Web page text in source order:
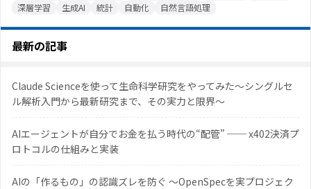
深層学習
生成AI 統計 自動化 自然言語処理
最新の記事
Claude Scienceを使って生命科学研究をやってみた〜シングルセ
ル解析入門から最新研究まで、その実力と限界〜
AIエージェントが自分でお金を払う時代の“配管” ── x402決済プ
ロトコルの仕組みと実装
AIの「作るもの」の認識ズレを防ぐ 〜OpenSpecを実プロジェク